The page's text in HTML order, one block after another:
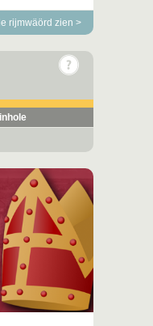
rijmwäörd zien >
inhole